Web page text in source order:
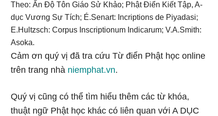
Theo: Ấn Độ Tôn Giáo Sử Khảo; Phật Điển Kiết Tập, A-
dục Vương Sự Tích; É.Senart: Incriptions de Piyadasi;
E.Hultzsch: Corpus Inscriptionum Indicarum; V.A.Smith:
Asoka.
Cảm ơn quý vị đã tra cứu Từ điển Phật học online
trên trang nhà niemphat.vn.
Quý vị cũng có thể tìm hiểu thêm các từ khóa,
thuật ngữ Phật học khác có liên quan với A DỤC